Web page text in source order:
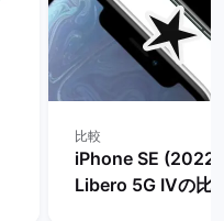
比較
iPhone SE
Libero 5G IVの比